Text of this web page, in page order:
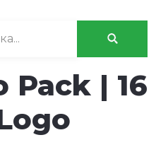
Pack | 16